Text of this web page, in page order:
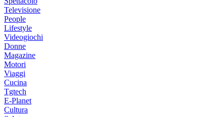
Televisione
People
Lifestyle
Videogiochi
Donne
Magazine
Motori
Viaggi
Cucina
Tgtech
E-Planet
Cultura